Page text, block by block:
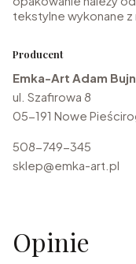
tekstylne wykonane z
Producent
Emka-Art Adam
ul. Szafirowa 8
05-191 Nowe
508-749-345
sklep@emka-art.pl
Opinie